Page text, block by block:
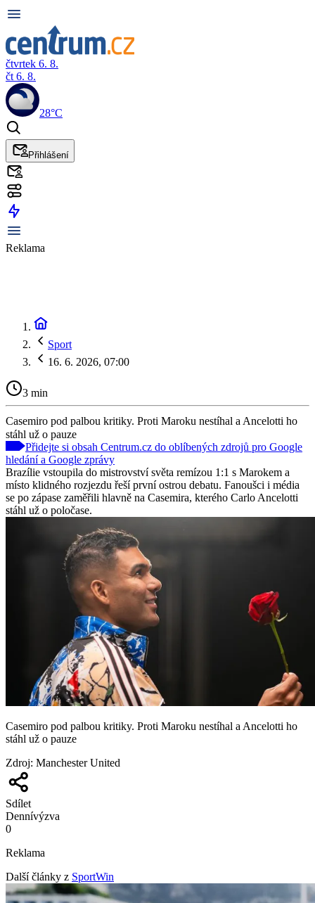
čtvrtek 6. 8.
čt 6. 8.
28°C
Přihlášení
Reklama
Sport
16. 6. 2026, 07:00
3 min
Casemiro pod palbou kritiky. Proti Maroku nestíhal a Ancelotti ho
stáhl už o pauze
Přidejte si obsah Centrum.cz do oblíbených zdrojů pro Google
hledání a Google zprávy
Brazílie vstoupila do mistrovství světa remízou 1:1 s Marokem a
místo klidného rozjezdu řeší první ostrou debatu. Fanoušci i média
se po zápase zaměřili hlavně na Casemira, kterého Carlo Ancelotti
stáhl už o poločase.
Casemiro pod palbou kritiky. Proti Maroku nestíhal a Ancelotti ho
stáhl už o pauze
Zdroj: Manchester United
Sdílet
Dennívýzva
0
Reklama
Další články z SportWin